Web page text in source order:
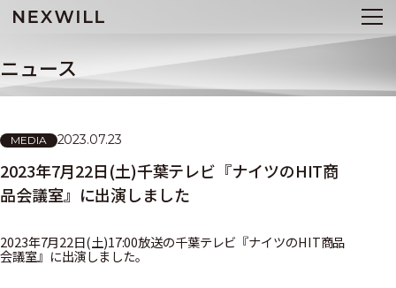
ニュース
MEDIA 2023.07.23
2023年7月22日(土)千葉テレビ『ナイツのHIT商
品会議室』に出演しました
2023年7月22日(土)17:00放送の千葉テレビ『ナイツのHIT商品
会議室』に出演しました。